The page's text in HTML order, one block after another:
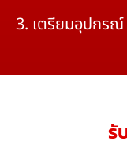
3. เตรียมอุปกรณ์
รั